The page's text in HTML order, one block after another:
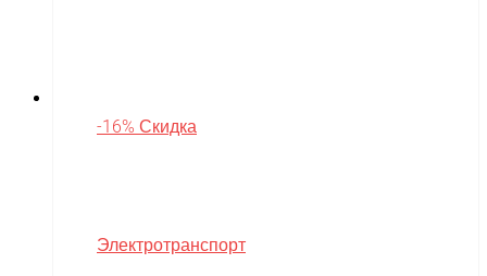
-16% Скидка
Электротранспорт